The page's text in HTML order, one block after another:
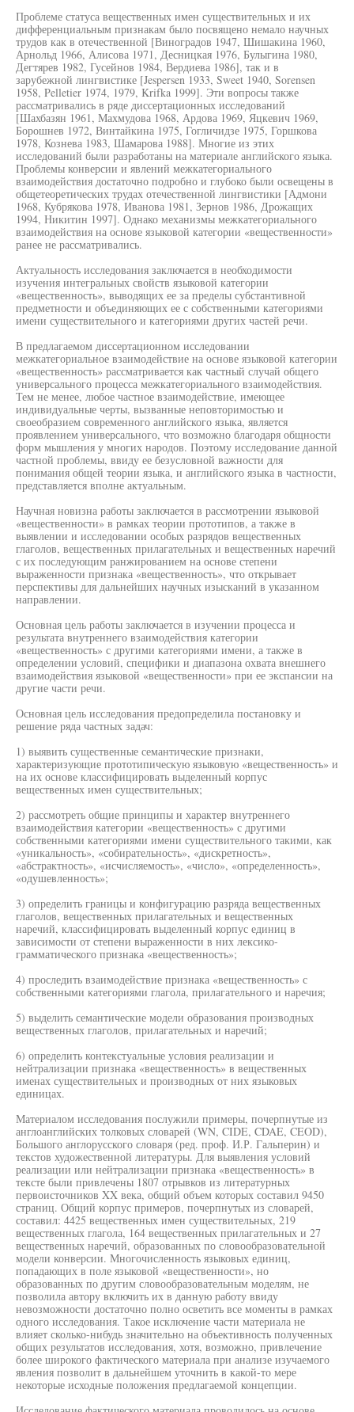
Проблеме статуса вещественных имен существительных и их
дифференциальным признакам было посвящено немало научных
трудов как в отечественной [Виноградов 1947, Шишакина 1960,
Арнольд 1966, Алисова 1971, Десницкая 1976, Булыгина 1980,
Дегтярев 1982, Гусейнов 1984, Вердиева 1986], так и в
зарубежной лингвистике [Jespersen 1933, Sweet 1940, Sorensen
1958, Pelletier 1974, 1979, Krifka 1999]. Эти вопросы также
рассматривались в ряде диссертационных исследований
[Шахбазян 1961, Махмудова 1968, Ардова 1969, Яцкевич 1969,
Борошнев 1972, Винтайкина 1975, Гогличидзе 1975, Горшкова
1978, Кознева 1983, Шамарова 1988]. Многие из этих
исследований были разработаны на материале английского языка.
Проблемы конверсии и явлений межкатегориального
взаимодействия достаточно подробно и глубоко были освещены в
общетеоретических трудах отечественной лингвистики [Адмони
1968, Кубрякова 1978, Иванова 1981, Зернов 1986, Дрожащих
1994, Никитин 1997]. Однако механизмы межкатегориального
взаимодействия на основе языковой категории «вещественности»
ранее не рассматривались.
Актуальность исследования заключается в необходимости
изучения интегральных свойств языковой категории
«вещественность», выводящих ее за пределы субстантивной
предметности и объединяющих ее с собственными категориями
имени существительного и категориями других частей речи.
В предлагаемом диссертационном исследовании
межкатегориальное взаимодействие на основе языковой категории
«вещественность» рассматривается как частный случай общего
универсального процесса межкатегориального взаимодействия.
Тем не менее, любое частное взаимодействие, имеющее
индивидуальные черты, вызванные неповторимостью и
своеобразием современного английского языка, является
проявлением универсального, что возможно благодаря общности
форм мышления у многих народов. Поэтому исследование данной
частной проблемы, ввиду ее безусловной важности для
понимания общей теории языка, и английского языка в частности,
представляется вполне актуальным.
Научная новизна работы заключается в рассмотрении языковой
«вещественности» в рамках теории прототипов, а также в
выявлении и исследовании особых разрядов вещественных
глаголов, вещественных прилагательных и вещественных наречий
с их последующим ранжированием на основе степени
выраженности признака «вещественность», что открывает
перспективы для дальнейших научных изысканий в указанном
направлении.
Основная цель работы заключается в изучении процесса и
результата внутреннего взаимодействия категории
«вещественность» с другими категориями имени, а также в
определении условий, специфики и диапазона охвата внешнего
взаимодействия языковой «вещественности» при ее экспансии на
другие части речи.
Основная цель исследования предопределила постановку и
решение ряда частных задач:
1) выявить существенные семантические признаки,
характеризующие прототипическую языковую «вещественность» и
на их основе классифицировать выделенный корпус
вещественных имен существительных;
2) рассмотреть общие принципы и характер внутреннего
взаимодействия категории «вещественность» с другими
собственными категориями имени существительного такими, как
«уникальность», «собирательность», «дискретность»,
«абстрактность», «исчисляемость», «число», «определенность»,
«одушевленность»;
3) определить границы и конфигурацию разряда вещественных
глаголов, вещественных прилагательных и вещественных
наречий, классифицировать выделенный корпус единиц в
зависимости от степени выраженности в них лексико-
грамматического признака «вещественность»;
4) проследить взаимодействие признака «вещественность» с
собственными категориями глагола, прилагательного и наречия;
5) выделить семантические модели образования производных
вещественных глаголов, прилагательных и наречий;
6) определить контекстуальные условия реализации и
нейтрализации признака «вещественность» в вещественных
именах существительных и производных от них языковых
единицах.
Материалом исследования послужили примеры, почерпнутые из
англоанглийских толковых словарей (WN, CIDE, CDAE, CEOD),
Большого англорусского словаря (ред. проф. И.Р. Гальперин) и
текстов художественной литературы. Для выявления условий
реализации или нейтрализации признака «вещественность» в
тексте были привлечены 1807 отрывков из литературных
первоисточников XX века, общий объем которых составил 9450
страниц. Общий корпус примеров, почерпнутых из словарей,
составил: 4425 вещественных имен существительных, 219
вещественных глагола, 164 вещественных прилагательных и 27
вещественных наречий, образованных по словообразовательной
модели конверсии. Многочисленность языковых единиц,
попадающих в поле языковой «вещественности», но
образованных по другим словообразовательным моделям, не
позволила автору включить их в данную работу ввиду
невозможности достаточно полно осветить все моменты в рамках
одного исследования. Такое исключение части материала не
влияет сколько-нибудь значительно на объективность полученных
общих результатов исследования, хотя, возможно, привлечение
более широкого фактического материала при анализе изучаемого
явления позволит в дальнейшем уточнить в какой-то мере
некоторые исходные положения предлагаемой концепции.